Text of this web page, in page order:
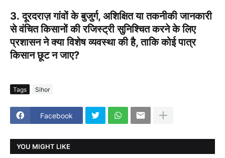
3.दूरदराज़ गांवों के बुजुर्ग, अशिक्षित या तकनीकी जानकारी
से वंचित किसानों की रजिस्ट्री सुनिश्चित करने के लिए
प्रशासन ने क्या विशेष व्यवस्था की है, ताकि कोई पात्र
किसान छूट न जाए?
Tags Sihor
Facebook
YOU MIGHT LIKE